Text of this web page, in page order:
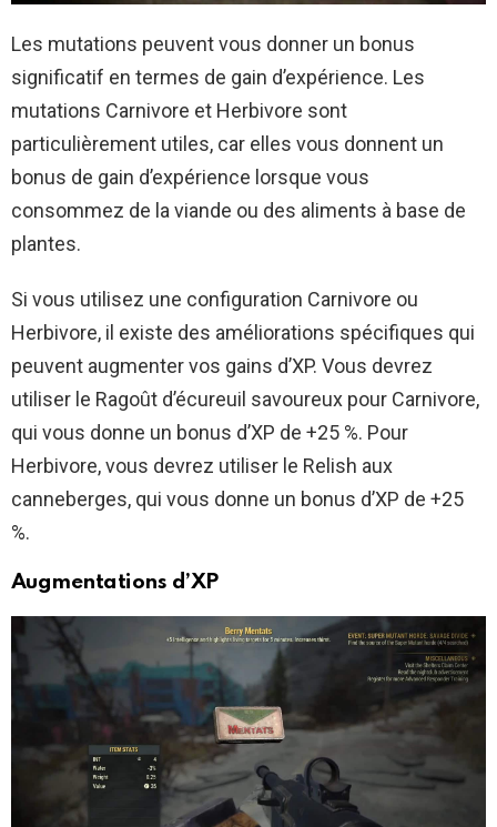
Les mutations peuvent vous donner un bonus
significatif en termes de gain d’expérience. Les
mutations Carnivore et Herbivore sont
particulièrement utiles, car elles vous donnent un
bonus de gain d’expérience lorsque vous
consommez de la viande ou des aliments à base de
plantes.
Si vous utilisez une configuration Carnivore ou
Herbivore, il existe des améliorations spécifiques qui
peuvent augmenter vos gains d’XP. Vous devrez
utiliser le Ragoût d’écureuil savoureux pour Carnivore,
qui vous donne un bonus d’XP de +25 %. Pour
Herbivore, vous devrez utiliser le Relish aux
canneberges, qui vous donne un bonus d’XP de +25
%.
Augmentations d’XP